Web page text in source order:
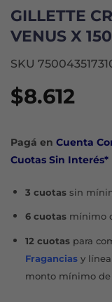
GILLETTE
VENUS X
SKU
$8.612
Pagá en Cuenta
Cuotas Sin Interés*
3 cuotassin
6 cuotasmínimo
12 cuotaspara
Fraganciasy línea
monto mínimo de